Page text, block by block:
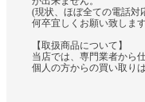
(現状、ほぼ全ての電話対
何卒宜しくお願い致しま
【取扱商品について】
当店では、専門業者から
個人の方からの買い取り